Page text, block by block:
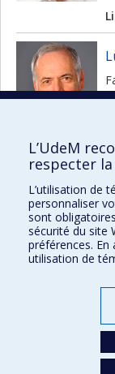
L’UdeM
respecter
L’utilisation de
personnaliser
sont
sécurité du site
préférences.
utilisation de